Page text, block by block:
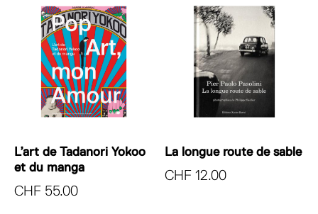
L’art de Tadanori Yokoo
et du manga
CHF 55.00
La longue route de sable
CHF 12.00